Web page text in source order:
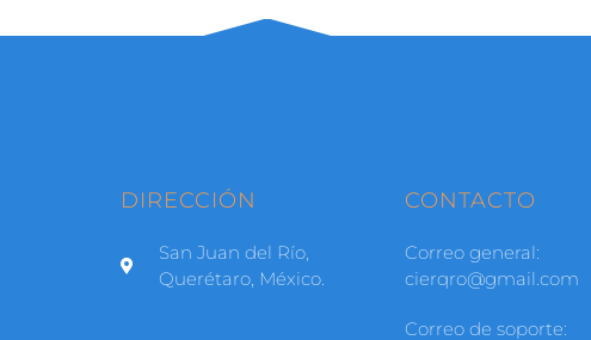
DIRECCIÓN
San Juan del Río,
Querétaro, México.
CONTACTO
Correo general:
cierqro@gmail.com
Correo de soporte: